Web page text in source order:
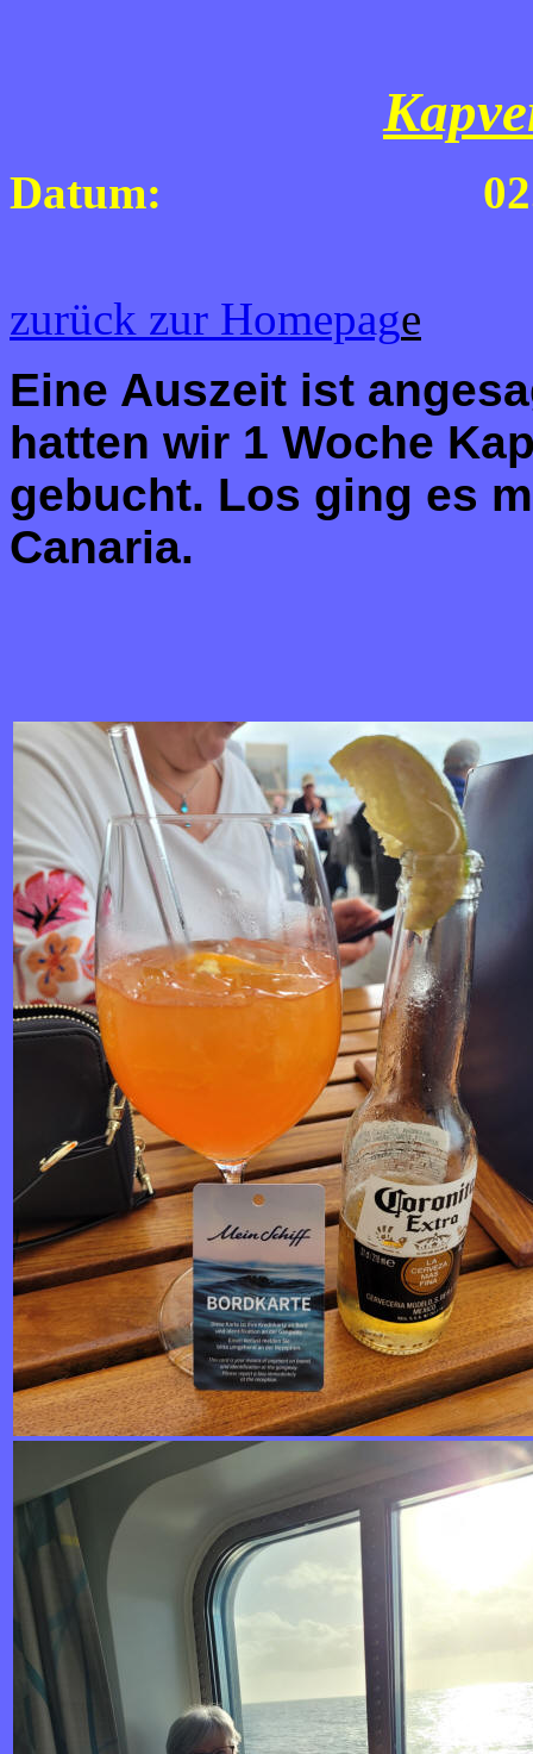
Datum: 02.02.26
zurück zur Homepage
Eine Auszeit ist
hatten wir 1 Woche
gebucht. Los ging es
Canaria.